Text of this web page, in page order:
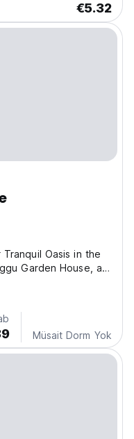
€5.32
Oasis in the
Garden House, a
Just minutes from the
guesthouse...
Müsait Dorm Yok